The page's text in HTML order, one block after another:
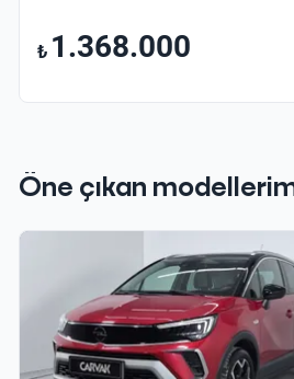
₺ 1.368.000
Öne çıkan